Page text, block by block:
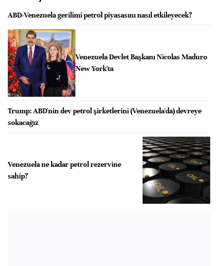
ABD-Venezuela gerilimi petrol piyasasını nasıl etkileyecek?
Venezuela Devlet Başkanı Nicolas Maduro
New York'ta
Trump: ABD'nin dev petrol şirketlerini (Venezuela'da) devreye
sokacağız
Venezuela ne kadar petrol rezervine
sahip?